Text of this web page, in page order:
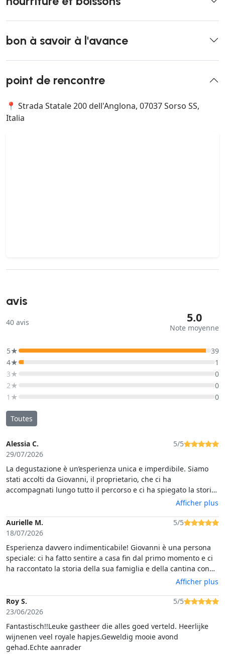
bon à savoir à l'avance
point de rencontre
📍 Strada Statale 200 dell'Anglona, 07037 Sorso SS,
Italia
avis
40 avis 5.0
Note moyenne
5★
39
4★
1
3★
0
2★
0
1★
0
Toutes
Alessia C.
29/07/2026
5/5
La degustazione è un’esperienza unica e imperdibile. Siamo
stati accolti da Giovanni, il proprietario, che ci ha
accompagnati lungo tutto il percorso e ci ha spiegato la storia
dell'azienda. La degustazione si è svolta in cima a una collina,
dove tra un sorso di vino e l’altro abbiamo potuto ammirare il
tramonto sull’Asinara. Ottimi anche gli assaggi di cibo locale
offerti durante la degustazione! Ci tornerei sicuramente 🫶🏻
Afficher plus
Aurielle M.
18/07/2026
5/5
Esperienza davvero indimenticabile! Giovanni è una persona
speciale: ci ha fatto sentire a casa fin dal primo momento e ci
ha raccontato la storia della sua famiglia e della cantina con
una passione autentica che arriva al cuore. I vini sono
semplicemente spettacolare e l’atmosfera è rilassata e
genuina. Si percepisce tutto l’amore e il lavoro che c’è dietro
questo progetto di famiglia. Consigliatissimo, torneremo con
grande piacere!
Afficher plus
Roy S.
23/06/2026
5/5
Fantastisch!!Leuke gastheer die alles goed verteld. Heerlijke
wijnenen veel royale hapjes.Geweldig mooie avond
gehad.Echte aanrader